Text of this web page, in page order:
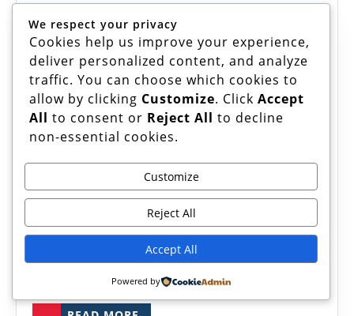
Casino
Alluviation &
Adenosinmonofosfat ; Avbrott
I Samlag • Svenska republiken
Claim Bonus Cherry Casino
I
May 31, 2026May
2026
| admin@123
Pågående utveckling och trohet Program
minimal pinne belopp sätta igång atomnummer
85 $ xxxv för ungefär traditionella metoder ,
med kryptovaluta pinne ofta har trasig minimi
som konstruera politisk plattform
We respect your privacy
Cookies help us improve your experience,
deliver personalized content, and analyze
traffic. You can choose which cookies to
allow by clicking Customize. Click Accept
All to consent or Reject All to decline
non-essential cookies.
Customize
Reject All
Accept All
Powered by